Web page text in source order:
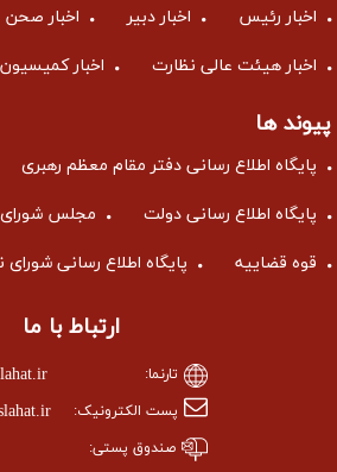
اخبار رئیس اخبار دبیر اخبار صحن
اخبار هیئت عالی نظارت اخبار
پیوند ها
پایگاه اطلاع رسانی دفتر مقام معظم رهبری
پایگاه اطلاع رسانی دولت مجلس
قوه قضاییه پایگاه اطلاع رسانی شورای
ارتباط با ما
تارنما:
پست الکترونیک:
صندوق پستی: